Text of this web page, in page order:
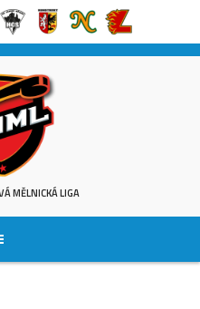
MĚLNICKÁ LIGA